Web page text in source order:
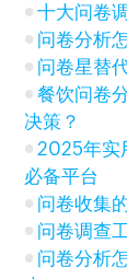
十大问卷
问卷分析
问卷星替
餐饮问卷
决策？
2025年实
必备平台
问卷收集
问卷调查
问卷分析